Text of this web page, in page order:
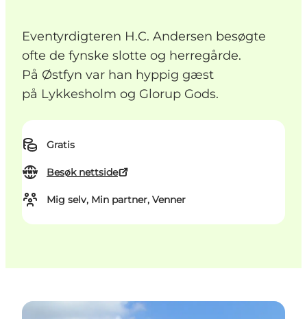
Eventyrdigteren H.C. Andersen besøgte
ofte de fynske slotte og herregårde.
På Østfyn var han hyppig gæst
på Lykkesholm og Glorup Gods.
Gratis
Besøk nettside
Mig selv, Min partner, Venner